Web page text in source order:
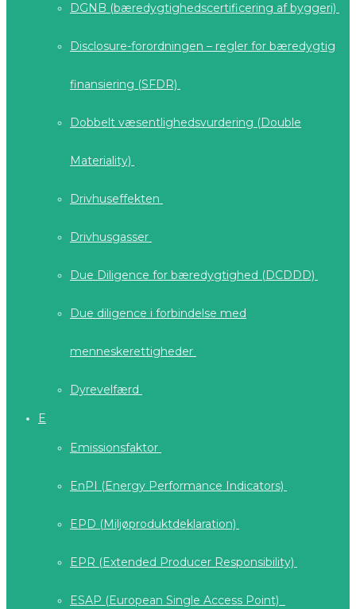
DGNB (bæredygtighedscertificering af byggeri)
Disclosure-forordningen – regler for bæredygtig
finansiering (SFDR)
Dobbelt væsentlighedsvurdering (Double
Materiality)
Drivhuseffekten
Drivhusgasser
Due Diligence for bæredygtighed (DCDDD)
Due diligence i forbindelse med
menneskerettigheder
Dyrevelfærd
E
Emissionsfaktor
EnPI (Energy Performance Indicators)
EPD (Miljøproduktdeklaration)
EPR (Extended Producer Responsibility)
ESAP (European Single Access Point)